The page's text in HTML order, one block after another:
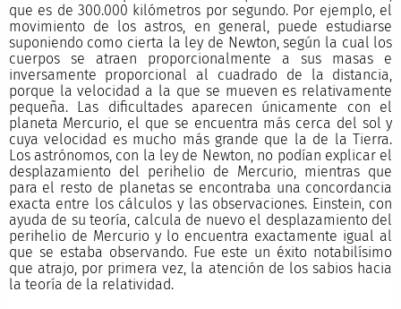
que es de 300.000 kilómetros por segundo. Por ejemplo, el
movimiento de los astros, en general, puede estudiarse
suponiendo como cierta la ley de Newton, según la cual los
cuerpos se atraen proporcionalmente a sus masas e
inversamente proporcional al cuadrado de la distancia,
porque la velocidad a la que se mueven es relativamente
pequeña. Las dificultades aparecen únicamente con el
planeta Mercurio, el que se encuentra más cerca del sol y
cuya velocidad es mucho más grande que la de la Tierra.
Los astrónomos, con la ley de Newton, no podían explicar el
desplazamiento del perihelio de Mercurio, mientras que
para el resto de planetas se encontraba una concordancia
exacta entre los cálculos y las observaciones. Einstein, con
ayuda de su teoría, calcula de nuevo el desplazamiento del
perihelio de Mercurio y lo encuentra exactamente igual al
que se estaba observando. Fue este un éxito notabilísimo
que atrajo, por primera vez, la atención de los sabios hacia
la teoría de la relatividad.